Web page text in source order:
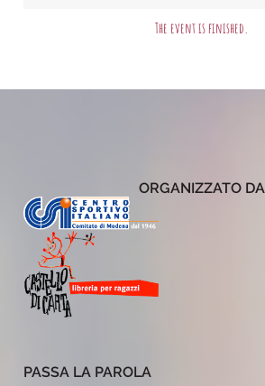
The event is finished.
ORGANIZZATO DA
PASSA LA PAROLA